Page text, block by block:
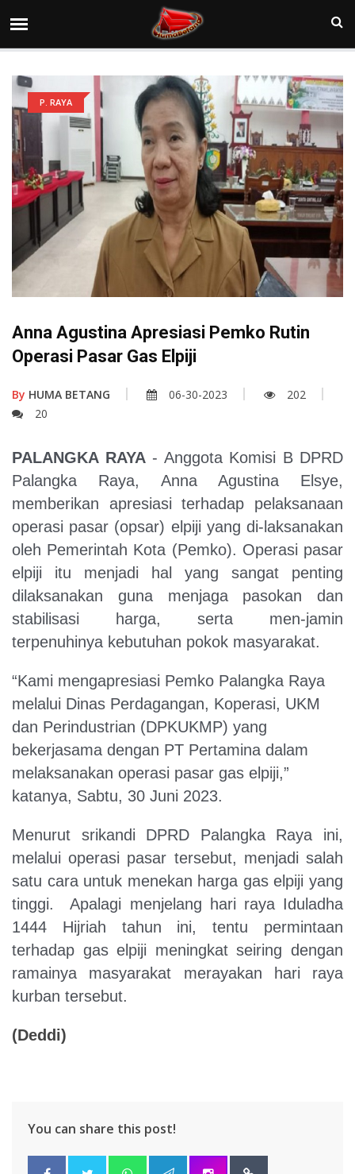
P. RAYA
Anna Agustina Apresiasi Pemko Rutin
Operasi Pasar Gas Elpiji
By HUMA BETANG 06-30-2023
202
20
PALANGKA RAYA- Anggota Komisi B DPRD
Palangka Raya, Anna Agustina Elsye,
memberikan apresiasi terhadap pelaksanaan
operasi pasar (opsar) elpiji yang di-laksanakan
oleh Pemerintah Kota (Pemko). Operasi pasar
elpiji itu menjadi hal yang sangat penting
dilaksanakan guna menjaga pasokan dan
stabilisasi harga, serta men-jamin
terpenuhinya kebutuhan pokok masyarakat.
“Kami mengapresiasi Pemko Palangka Raya
melalui Dinas Perdagangan, Koperasi, UKM
dan Perindustrian (DPKUKMP) yang
bekerjasama dengan PT Pertamina dalam
melaksanakan operasi pasar gas elpiji,”
katanya, Sabtu, 30 Juni 2023.
Menurut srikandi DPRD Palangka Raya ini,
melalui operasi pasar tersebut, menjadi salah
satu cara untuk menekan harga gas elpiji yang
tinggi. Apalagi menjelang hari raya Iduladha
1444 Hijriah tahun ini, tentu permintaan
terhadap gas elpiji meningkat seiring dengan
ramainya masyarakat merayakan hari raya
kurban tersebut.
(Deddi)
You can share this post!